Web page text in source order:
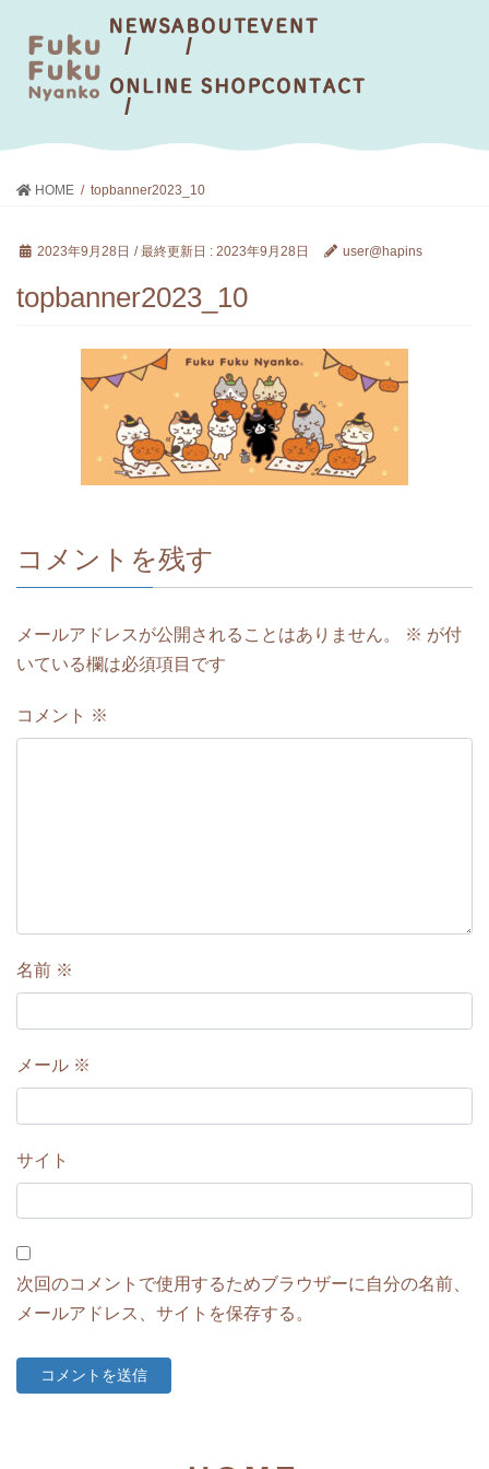
HOME topbanner2023_10
2023年9月28日 / 最終更新日 : 2023年9月28日 user@hapins
topbanner2023_10
コメントを残す
メールアドレスが公開されることはありません。 ※ が付
いている欄は必須項目です
コメント ※
名前 ※
メール ※
サイト
次回のコメントで使用するためブラウザーに自分の名前、
メールアドレス、サイトを保存する。